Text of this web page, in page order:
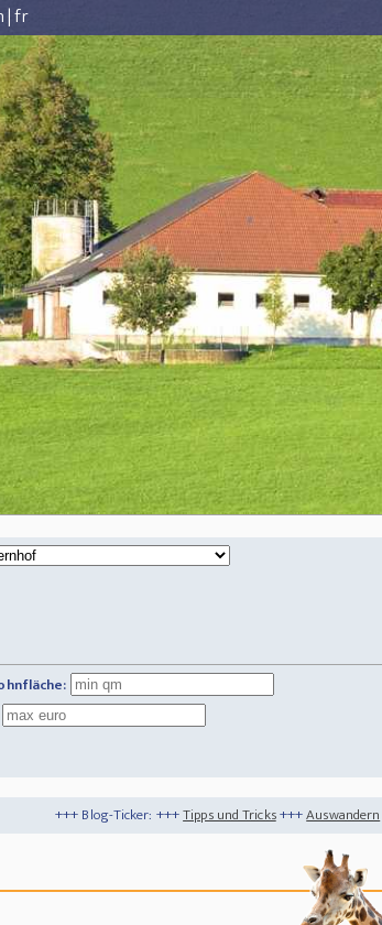
|fr
Ticker: +++Tipps und Tricks+++Auswandern+++Nachhaltigkeit